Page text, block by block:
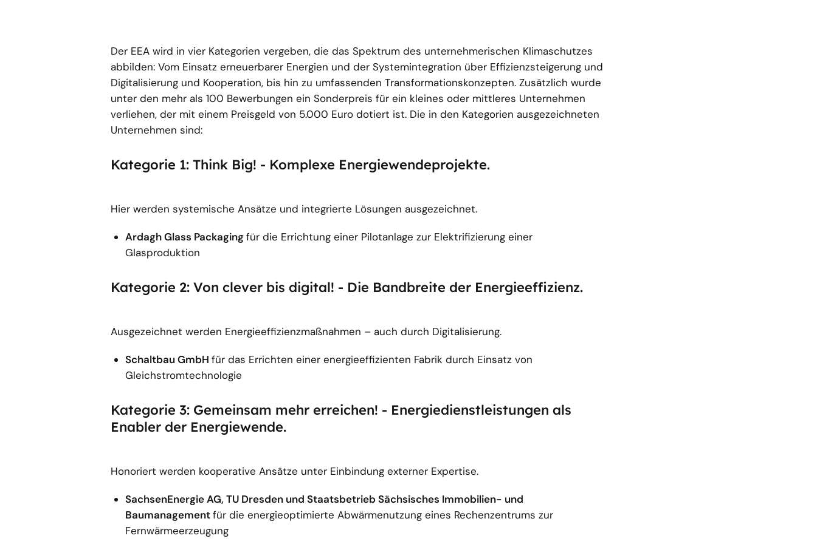
Der EEA wird in vier Kategorien vergeben, die das Spektrum des unternehmerischen Klimaschutzes
abbilden: Vom Einsatz erneuerbarer Energien und der Systemintegration über Effizienzsteigerung und
Digitalisierung und Kooperation, bis hin zu umfassenden Transformationskonzepten. Zusätzlich wurde
unter den mehr als 100 Bewerbungen ein Sonderpreis für ein kleines oder mittleres Unternehmen
verliehen, der mit einem Preisgeld von 5.000 Euro dotiert ist. Die in den Kategorien ausgezeichneten
Unternehmen sind:
Kategorie 1: Think Big! - Komplexe Energiewendeprojekte.
Hier werden systemische Ansätze und integrierte Lösungen ausgezeichnet.
Ardagh Glass Packagingfür die Errichtung einer Pilotanlage zur Elektrifizierung einer
Glasproduktion
Kategorie 2: Von clever bis digital! - Die Bandbreite der Energieeffizienz.
Ausgezeichnet werden Energieeffizienzmaßnahmen – auch durch Digitalisierung.
Schaltbau GmbH für das Errichten einer energieeffizienten Fabrik durch Einsatz von
Gleichstromtechnologie
Kategorie 3: Gemeinsam mehr erreichen! - Energiedienstleistungen als
Enabler der Energiewende.
Honoriert werden kooperative Ansätze unter Einbindung externer Expertise.
SachsenEnergie AG, TU Dresden und Staatsbetrieb Sächsisches Immobilien- und
Baumanagementfür die energieoptimierte Abwärmenutzung eines Rechenzentrums zur
Fernwärmeerzeugung